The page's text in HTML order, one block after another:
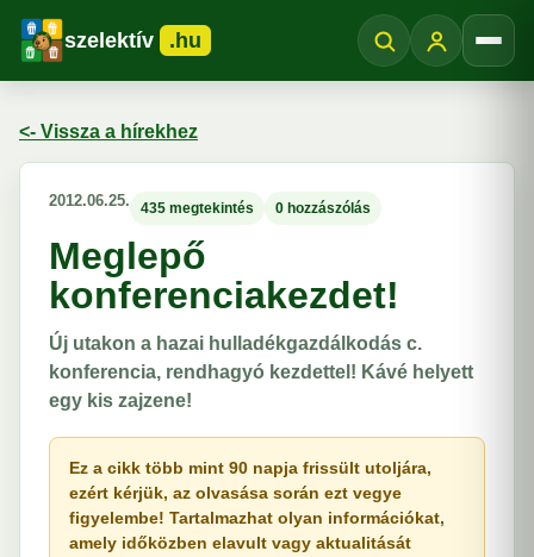
szelektív .hu
<- Vissza a hírekhez
2012.06.25. 435 megtekintés 0 hozzászólás
Meglepő
konferenciakezdet!
Új utakon a hazai hulladékgazdálkodás c.
konferencia, rendhagyó kezdettel! Kávé helyett
egy kis zajzene!
Ez a cikk több mint 90 napja frissült utoljára,
ezért kérjük, az olvasása során ezt vegye
figyelembe! Tartalmazhat olyan információkat,
amely időközben elavult vagy aktualitását